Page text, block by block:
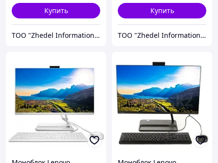
Купить
ТОО "Zhedel Information Systems"
Купить
ТОО "Zhedel Information Systems"